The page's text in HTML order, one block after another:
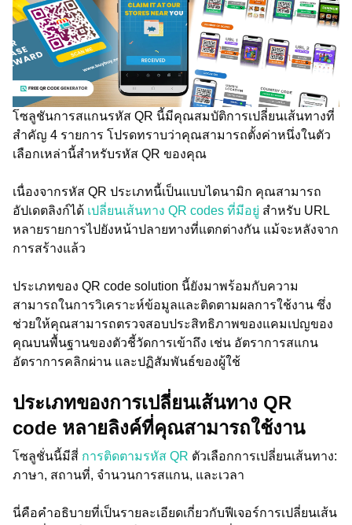
โซลูชันการสแกนรหัส QR นี้มีคุณสมบัติการเปลี่ยนเส้นทางที่
สำคัญ 4 รายการ โปรดทราบว่าคุณสามารถตั้งค่าหนึ่งในตัว
เลือกเหล่านี้สำหรับรหัส QR ของคุณ
เนื่องจากรหัส QR ประเภทนี้เป็นแบบไดนามิก คุณสามารถ
อัปเดตลิงก์ได้ เปลี่ยนเส้นทาง QR codes ที่มีอยู่ สำหรับ URL
หลายรายการไปยังหน้าปลายทางที่แตกต่างกัน แม้จะหลังจาก
การสร้างแล้ว
ประเภทของ QR code solution นี้ยังมาพร้อมกับความ
สามารถในการวิเคราะห์ข้อมูลและติดตามผลการใช้งาน ซึ่ง
ช่วยให้คุณสามารถตรวจสอบประสิทธิภาพของแคมเปญของ
คุณบนพื้นฐานของตัวชี้วัดการเข้าถึง เช่น อัตราการสแกน
อัตราการคลิกผ่าน และปฏิสัมพันธ์ของผู้ใช้
ประเภทของการเปลี่ยนเส้นทาง QR
code หลายลิงค์ที่คุณสามารถใช้งาน
โซลูชั่นนี้มีสี่ การติดตามรหัส QR ตัวเลือกการเปลี่ยนเส้นทาง:
ภาษา, สถานที่, จำนวนการสแกน, และเวลา
นี่คือคำอธิบายที่เป็นรายละเอียดเกี่ยวกับฟีเจอร์การเปลี่ยนเส้น